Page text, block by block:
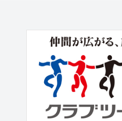
りました。その
らご紹介いた
名産地・台南
ンゴー狩り！
台湾のかつての
多く、”古都”と